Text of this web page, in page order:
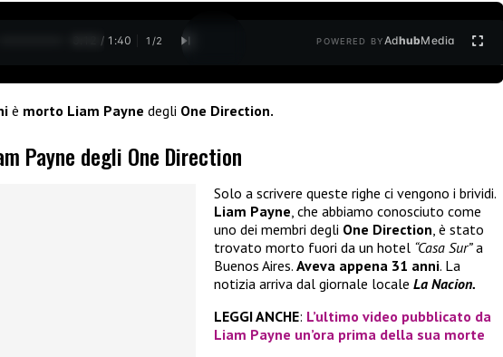
0:13 / 1:40 1 /2 POWERED BYAdhubMedia
è morto Liam Payne degli One Direction.
Payne degli One Direction
Solo a scrivere queste righe ci vengono i brividi.
Liam Payne, che abbiamo conosciuto come
uno dei membri degli One Direction, è stato
trovato morto fuori da un hotel “Casa Sur”a
Buenos Aires. Aveva appena 31 anni. La
notizia arriva dal giornale locale La Nacion.
LEGGI ANCHE: L’ultimo video pubblicato da
Liam Payne un’ora prima della sua morte